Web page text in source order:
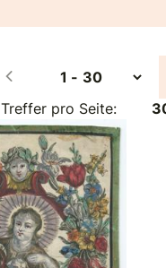
Treffer pro Seite: